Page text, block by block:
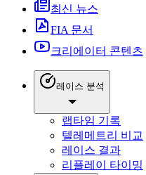
최신 뉴스
FIA 문서
크리에이터 콘텐츠
레이스 분석
랩타임 기록
텔레메트리 비교
레이스 결과
리플레이 타이밍